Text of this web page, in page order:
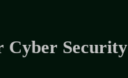
Cyber Security